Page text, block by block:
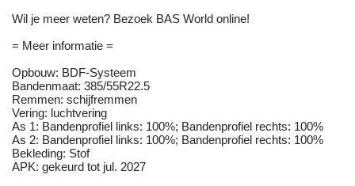
Wil je meer weten? Bezoek BAS World online!
= Meer informatie =
Opbouw: BDF-Systeem
Bandenmaat: 385/55R22.5
Remmen: schijfremmen
Vering: luchtvering
As 1: Bandenprofiel links: 100%; Bandenprofiel rechts: 100%
As 2: Bandenprofiel links: 100%; Bandenprofiel rechts: 100%
Bekleding: Stof
APK: gekeurd tot jul. 2027